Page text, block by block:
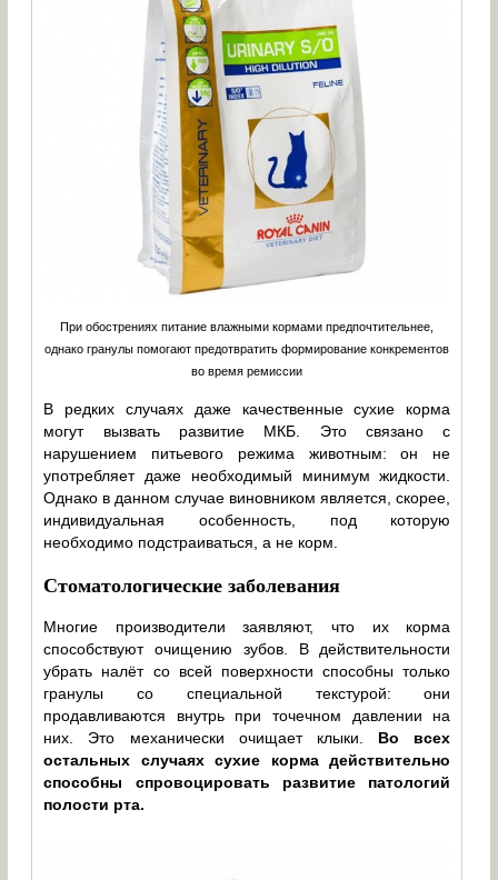
При обострениях питание влажными кормами предпочтительнее,
однако гранулы помогают предотвратить формирование конкрементов
во время ремиссии
В редких случаях даже качественные сухие корма
могут вызвать развитие МКБ. Это связано с
нарушением питьевого режима животным: он не
употребляет даже необходимый минимум жидкости.
Однако в данном случае виновником является, скорее,
индивидуальная особенность, под которую
необходимо подстраиваться, а не корм.
Стоматологические заболевания
Многие производители заявляют, что их корма
способствуют очищению зубов. В действительности
убрать налёт со всей поверхности способны только
гранулы со специальной текстурой: они
продавливаются внутрь при точечном давлении на
них. Это механически очищает клыки. Во всех
остальных случаях сухие корма действительно
способны спровоцировать развитие патологий
полости рта.